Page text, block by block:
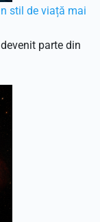
stil de viață mai
parte din